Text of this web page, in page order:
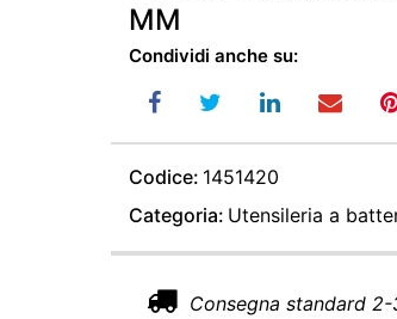
MM
Condividi anche su:
Codice: 1451420
Categoria: Utensileria a
Consegna standard 2-